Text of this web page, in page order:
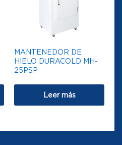
MANTENEDOR DE
HIELO DURACOLD MH-
25PSP
Leer más